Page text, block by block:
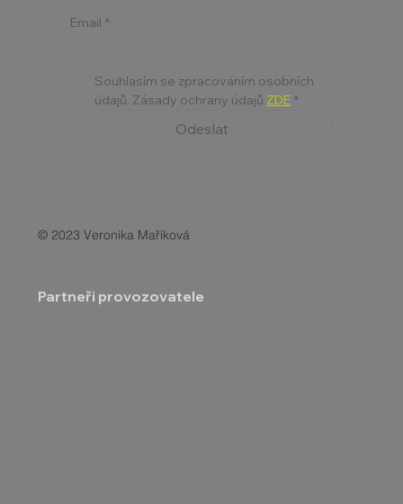
Email *
Souhlasím se zpracováním osobních
údajů. Zásady ochrany údajů ZDE *
Odeslat
© 2023 Veronika Maříková
Partneři provozovatele